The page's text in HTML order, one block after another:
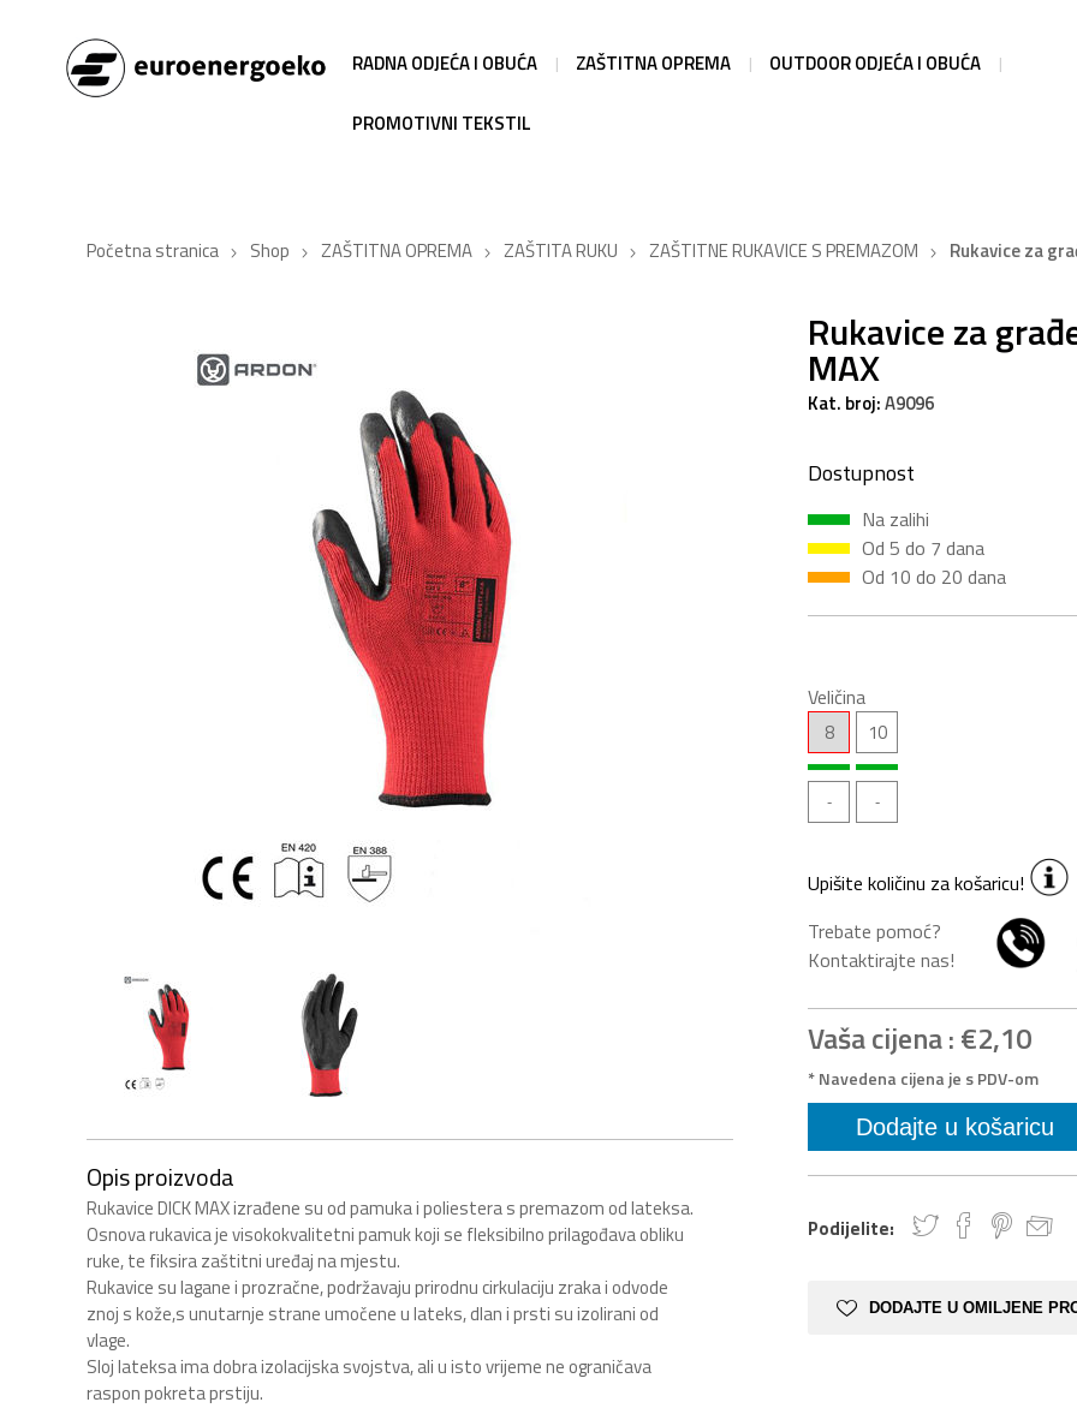
RADNA ODJEĆA I OBUĆA ZAŠTITNA OPREMA OUTDOOR ODJEĆA I OBUĆA
PROMOTIVNI TEKSTIL
Početna stranica Shop ZAŠTITNA OPREMA ZAŠTITA RUKU ZAŠTITNE RUKAVICE S PREMAZOM Rukavice za
Opis proizvoda
Rukavice DICK MAX izrađene su od pamuka i poliestera s premazom od lateksa.
Osnova rukavica je visokokvalitetni pamuk koji se fleksibilno prilagođava obliku
ruke, te fiksira zaštitni uređaj na mjestu.
Rukavice su lagane i prozračne, podržavaju prirodnu cirkulaciju zraka i odvode
znoj s kože,s unutarnje strane umočene u lateks, dlan i prsti su izolirani od
vlage.
Sloj lateksa ima dobra izolacijska svojstva, ali u isto vrijeme ne ograničava
raspon pokreta prstiju.
Rukavice za
MAX
Kat. broj:A9096
Dostupnost
Na zalihi
Od 5 do 7 dana
Od 10 do 20 dana
Veličina
8 10
Upišite količinu za košaricu!
Trebate pomoć?
Kontaktirajte nas!
Vaša cijena :€2,10
* Navedena cijena je s PDV-om
Podijelite:
DODAJTE U OMILJENE